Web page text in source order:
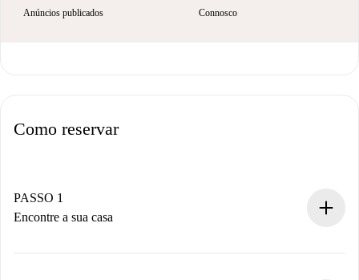
Anúncios publicados Connosco
Como reservar
PASSO 1
Encontre a sua casa